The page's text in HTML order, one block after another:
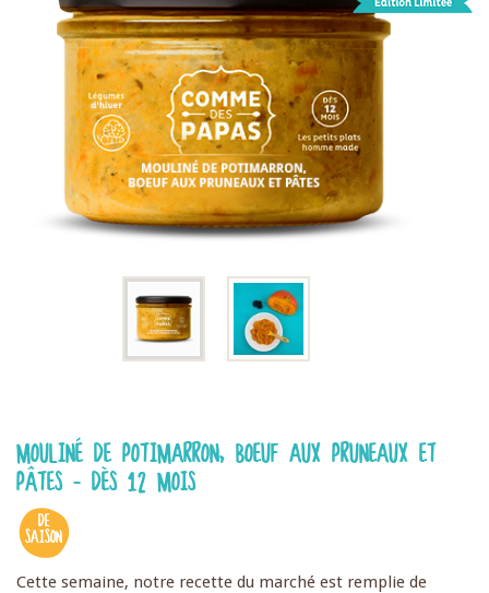
MOULINÉ DE POTIMARRON, BOEUF AUX PRUNEAUX ET
PÂTES - DÈS 12 MOIS
DE
SAISON
Cette semaine, notre recette du marché est remplie de